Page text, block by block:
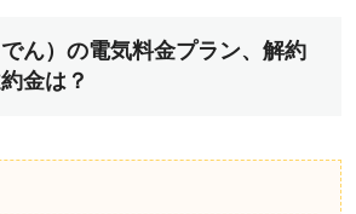
ん）の電気料金プラン、解約
金は？